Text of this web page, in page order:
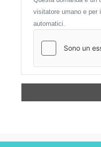
visitatore umano e per
automatici.